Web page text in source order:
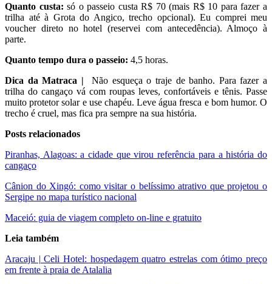
Quanto custa: só o passeio custa R$ 70 (mais R$ 10 para fazer a
trilha até à Grota do Angico, trecho opcional). Eu comprei meu
voucher direto no hotel (reservei com antecedência). Almoço à
parte.
Quanto tempo dura o passeio: 4,5 horas.
Dica da Matraca | Não esqueça o traje de banho. Para fazer a
trilha do cangaço vá com roupas leves, confortáveis e tênis. Passe
muito protetor solar e use chapéu. Leve água fresca e bom humor. O
trecho é cruel, mas fica pra sempre na sua história.
Posts relacionados
Piranhas, Alagoas: a cidade que virou referência para a história do
cangaço
Cânion do Xingó: como visitar o belíssimo atrativo que projetou o
Sergipe no mapa turístico nacional
Maceió: guia de viagem completo on-line e gratuito
Leia também
Aracaju | Celi Hotel: hospedagem quatro estrelas com ótimo preço
em frente à praia de Atalalia